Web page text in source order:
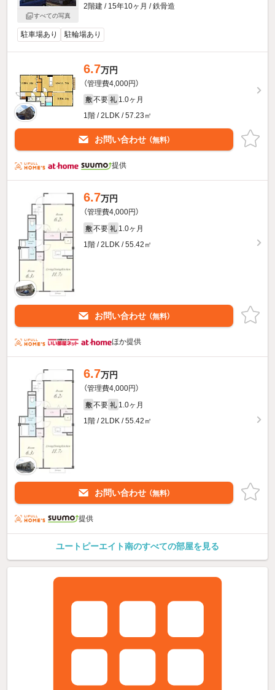
すべての写真
2階建 / 15年10ヶ月 / 鉄骨造
駐車場あり 駐輪場あり
6.7万円
（管理費4,000円）
敷 不要 礼 1.0ヶ月
1階 / 2LDK / 57.23㎡
お問い合わせ （無料）
提供
6.7万円
（管理費4,000円）
敷 不要 礼 1.0ヶ月
1階 / 2LDK / 55.42㎡
お問い合わせ （無料）
ほか提供
6.7万円
（管理費4,000円）
敷 不要 礼 1.0ヶ月
1階 / 2LDK / 55.42㎡
お問い合わせ （無料）
提供
ユートピーエイト南のすべての部屋を見る